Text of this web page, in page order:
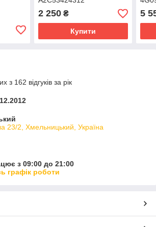
2 250₴
Купити
5
з 162 відгуків за рік
23/2, Хмельницький, Україна
з 09:00 до 21:00
графік роботи